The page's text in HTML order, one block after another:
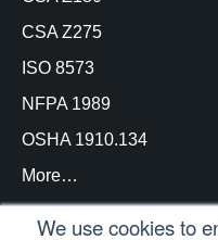
We use cookies to
CSA Z275
ISO 8573
NFPA 1989
OSHA 1910.134
More…